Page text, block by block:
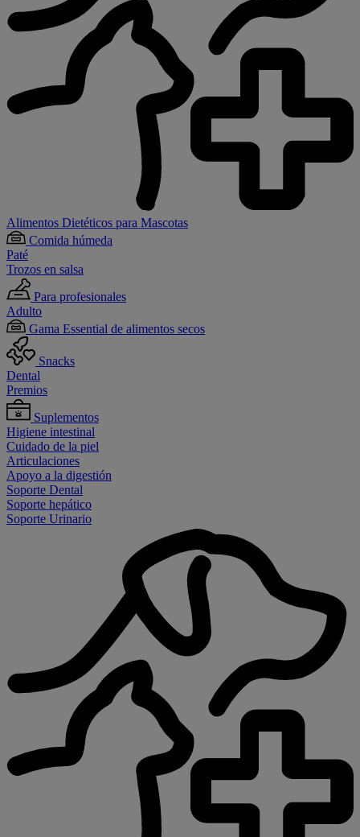
Alimentos Dietéticos para Mascotas
Comida húmeda
Paté
Trozos en salsa
Para profesionales
Adulto
Gama Essential de alimentos secos
Snacks
Dental
Premios
Suplementos
Higiene intestinal
Cuidado de la piel
Articulaciones
Apoyo a la digestión
Soporte Dental
Soporte hepático
Soporte Urinario